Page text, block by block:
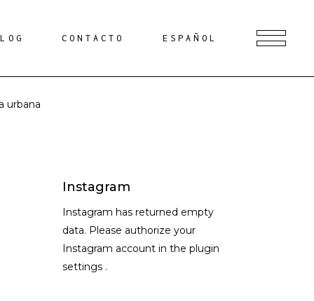
CONTACTO ESPAÑOL
urbana
Instagram
Instagram has returned empty
data. Please authorize your
Instagram account in the plugin
settings .